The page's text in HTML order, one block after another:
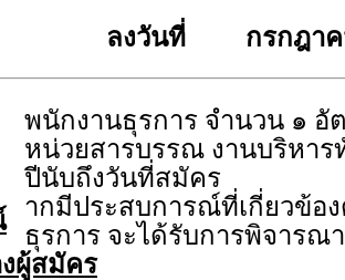
ลงวันที่ กรกฎาค
พนักงานธุรการ จำนวน ๑ อั
หน่วยสารบรรณ งานบริหา
ปีนับถึงวันที่สมัคร
ากมีประสบการณ์ที่เกี่ยวข้อ
ธุรการ จะได้รับการพิจารณ
ผู้สมัคร